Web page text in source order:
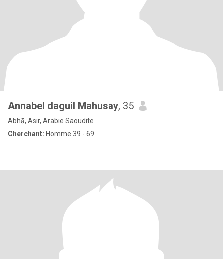
Annabel daguil Mahusay, 35
Abhā, Asir, Arabie Saoudite
Cherchant: Homme 39 - 69